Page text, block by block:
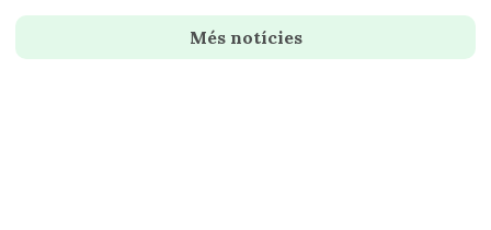
Més notícies